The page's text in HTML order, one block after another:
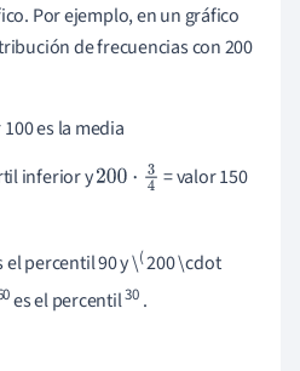
Por ejemplo, en un gráfico
de frecuencias con 200
es la media
inferior y200⋅ 3 4 = valor 150
el percentil 90 y \(200 \cdot
es el percentil30 .